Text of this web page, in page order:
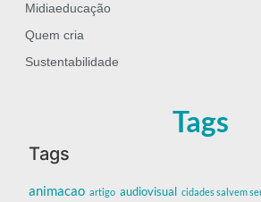
Midiaeducação
Quem cria
Sustentabilidade
Tags
Tags
animacao artigo audiovisual cidades salvem